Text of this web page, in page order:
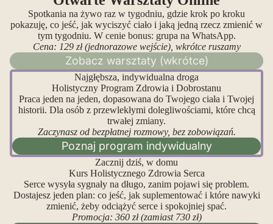
Spotkania na żywo raz w tygodniu, gdzie krok po kroku
pokazuję, co jeść, jak wyciszyć ciało i jaką jedną rzecz zmienić w
tym tygodniu. W cenie bonus: grupa na WhatsApp.
Cena: 129 zł (jednorazowe wejście), wkrótce ruszamy
Zobacz warsztaty (wkrótce)
Najgłębsza, indywidualna droga
Holistyczny Program Zdrowia i Dobrostanu
Praca jeden na jeden, dopasowana do Twojego ciała i Twojej
historii. Dla osób z przewlekłymi dolegliwościami, które chcą
trwałej zmiany.
Zaczynasz od bezpłatnej rozmowy, bez zobowiązań.
Poznaj program indywidualny
Zacznij dziś, w domu
Kurs Holistycznego Zdrowia Serca
Serce wysyła sygnały na długo, zanim pojawi się problem.
Dostajesz jeden plan: co jeść, jak suplementować i które nawyki
zmienić, żeby odciążyć serce i spokojniej spać.
Promocja: 360 zł (zamiast 730 zł)